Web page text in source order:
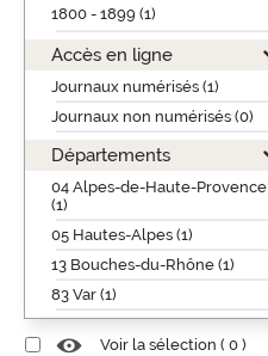
1800 - 1899 (1)
Accès en ligne
Journaux numérisés (1)
Journaux non numérisés (0)
Départements
04 Alpes-de-Haute-Provence
(1)
05 Hautes-Alpes (1)
13 Bouches-du-Rhône (1)
83 Var (1)
Voir la sélection ( 0 )